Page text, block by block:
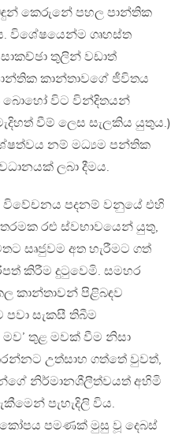
කෙරුනේ පහල පාන්තික
විශේෂයෙන්ම ගෘහස්ත
තුලින් වඩාත්
කාන්තාවගේ ජීවිතය
බොහෝ විට වින්දිතයන්
වීම් ලෙස සැලකිය යුතුය.)
නම් මධ්‍යම පන්තික
ලබා දීමය.
විවේචනය පදනම් වනුයේ එහි
රළු ස්වභාවයෙන් යුතු,
සෘජුවම අත හැරීමට ගත්
කිරීම දුටුවෙමි. සමහර
කාන්තාවන් පිළිබඳව
සැකසී තිබීම
තුළ මවක් වීම නිසා
උත්සාහ ගත්තේ වුවත්,
නිර්මානශීලීත්වයත් අහිමි
පැහැදිලි විය.
පමණක් මුසු වූ දෙබස්